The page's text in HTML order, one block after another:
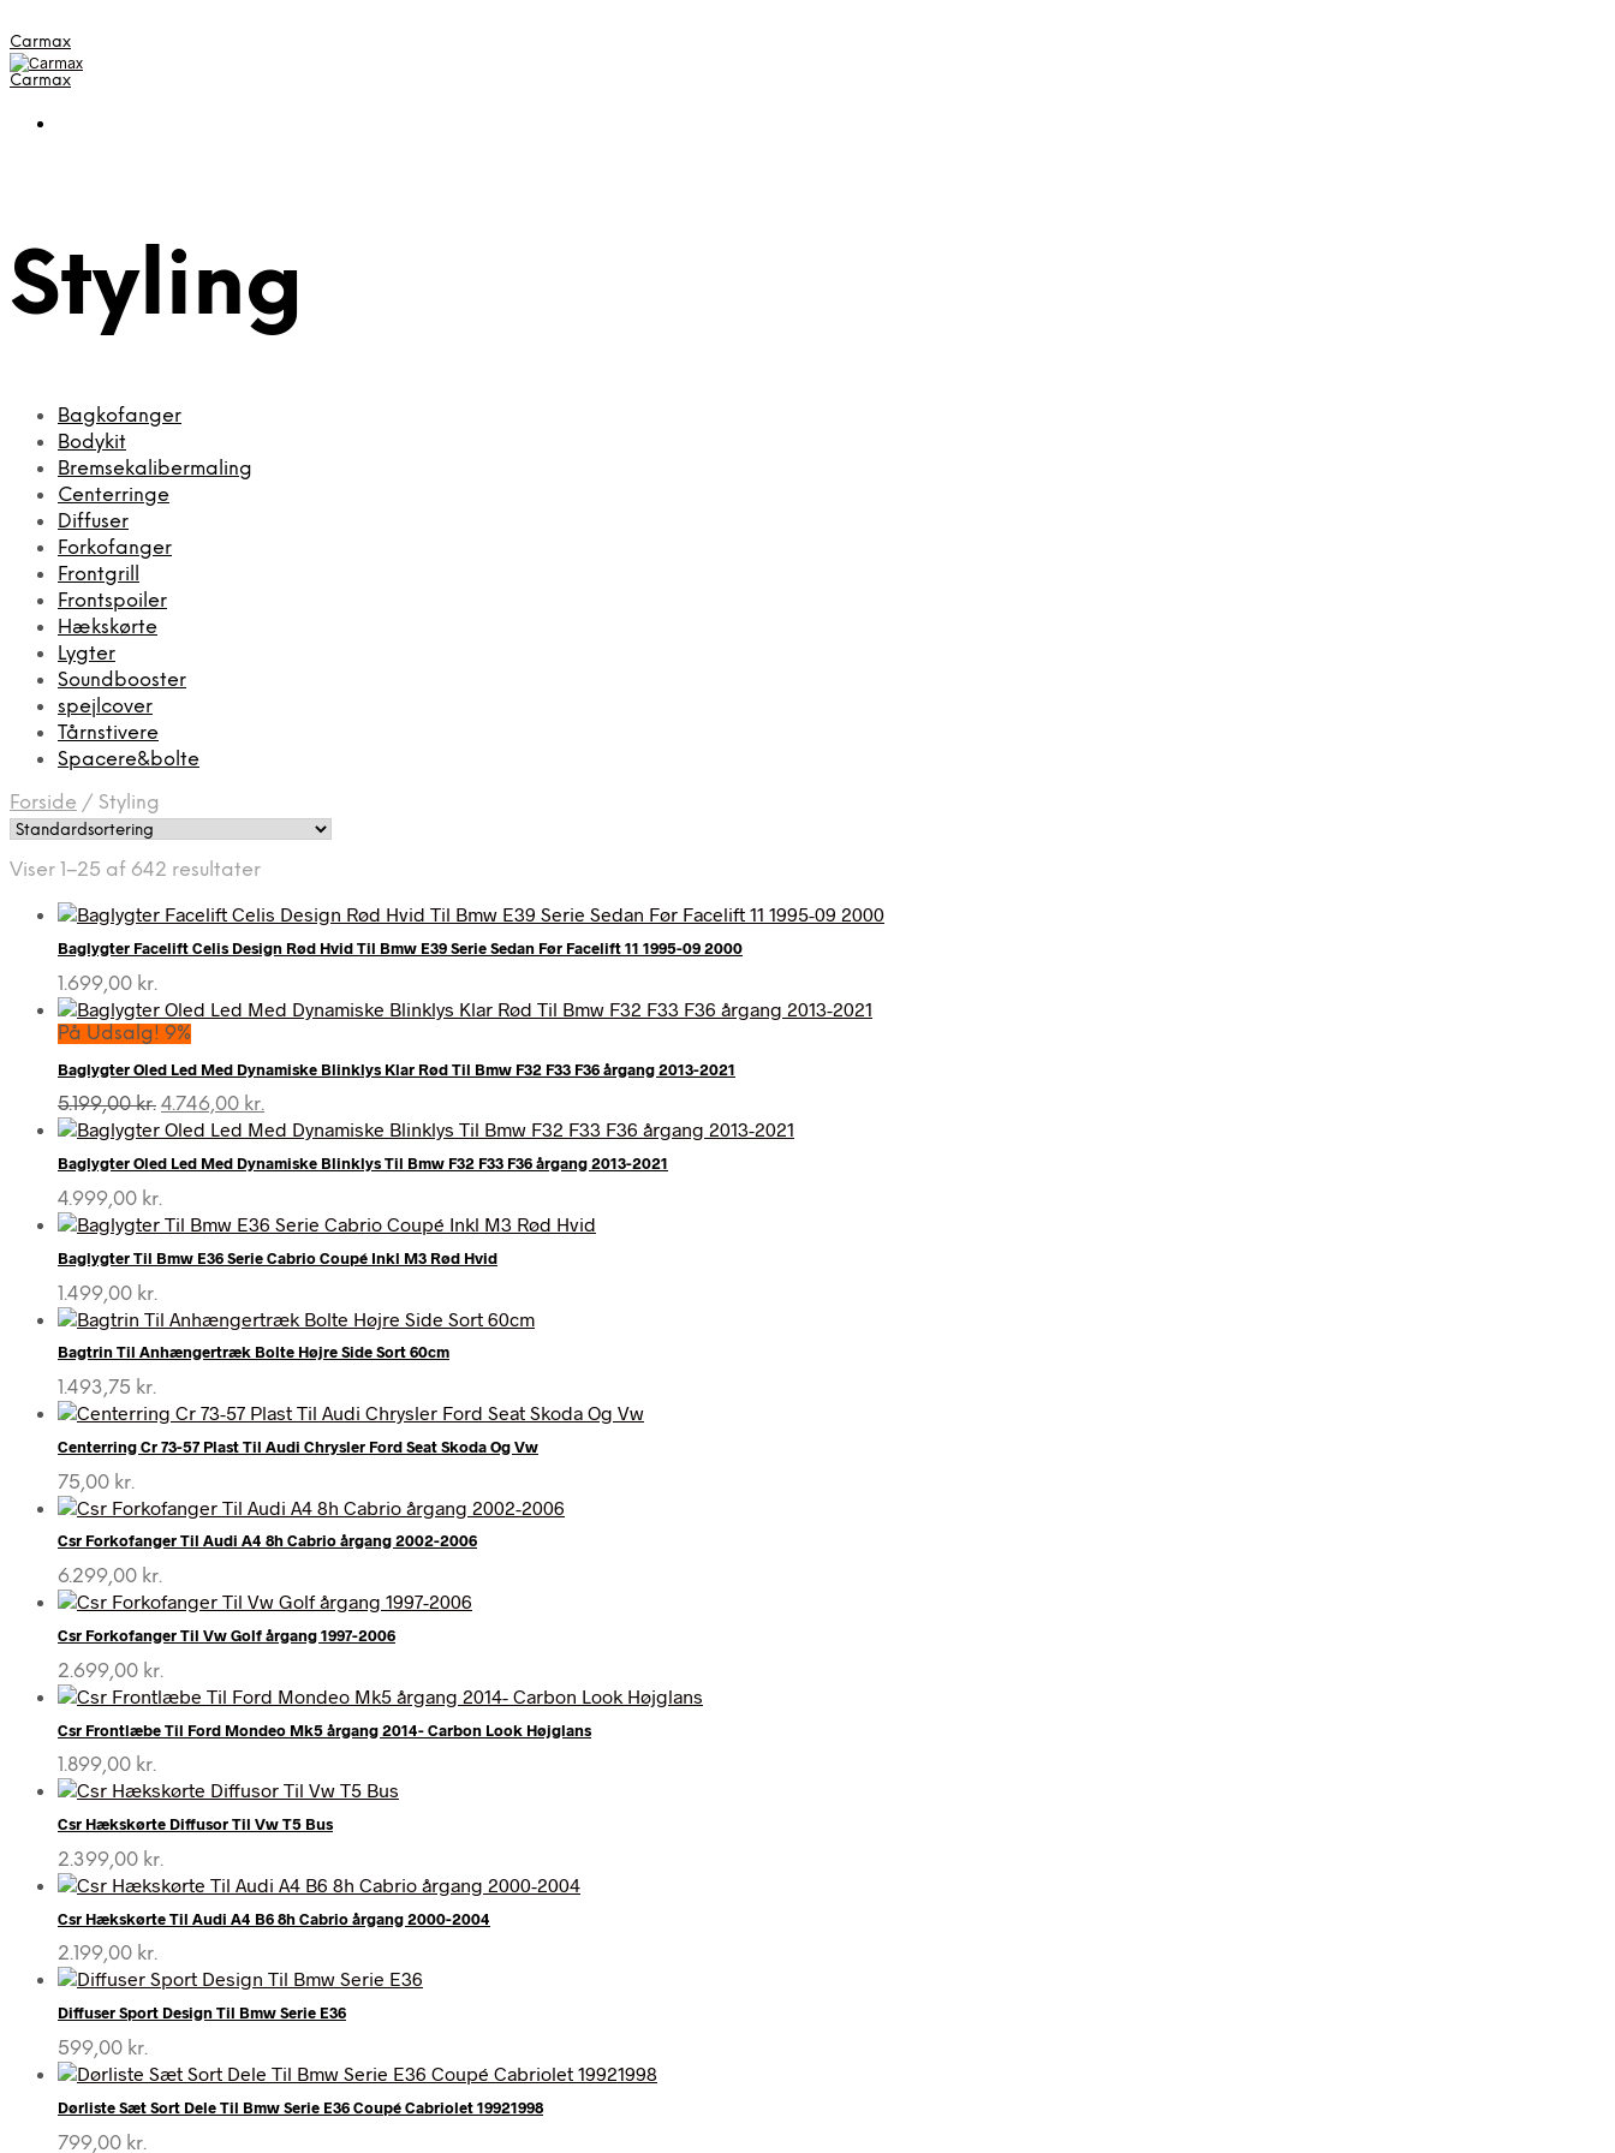
Carmax
Carmax
Styling
Bagkofanger
Bodykit
Bremsekalibermaling
Centerringe
Diffuser
Forkofanger
Frontgrill
Frontspoiler
Hækskørte
Lygter
Soundbooster
spejlcover
Tårnstivere
Spacere&bolte
Forside / Styling
Viser 1–25 af 642 resultater
Baglygter Facelift Celis Design Rød Hvid Til Bmw E39 Serie Sedan Før Facelift 11 1995-09 2000
1.699,00 kr.
På Udsalg! 9%
Baglygter Oled Led Med Dynamiske Blinklys Klar Rød Til Bmw F32 F33 F36 årgang 2013-2021
5.199,00kr. Den
oprindelige
var:
5.199,00 kr..
4.746,00 kr.
aktuelle
er:
Baglygter Oled Led Med Dynamiske Blinklys Til Bmw F32 F33 F36 årgang 2013-2021
4.999,00 kr.
Baglygter Til Bmw E36 Serie Cabrio Coupé Inkl M3 Rød Hvid
1.499,00 kr.
Bagtrin Til Anhængertræk Bolte Højre Side Sort 60cm
1.493,75 kr.
Centerring Cr 73-57 Plast Til Audi Chrysler Ford Seat Skoda Og Vw
75,00 kr.
Csr Forkofanger Til Audi A4 8h Cabrio årgang 2002-2006
6.299,00 kr.
Csr Forkofanger Til Vw Golf årgang 1997-2006
2.699,00 kr.
Csr Frontlæbe Til Ford Mondeo Mk5 årgang 2014- Carbon Look Højglans
1.899,00 kr.
Csr Hækskørte Diffusor Til Vw T5 Bus
2.399,00 kr.
Csr Hækskørte Til Audi A4 B6 8h Cabrio årgang 2000-2004
2.199,00 kr.
Diffuser Sport Design Til Bmw Serie E36
599,00 kr.
Dørliste Sæt Sort Dele Til Bmw Serie E36 Coupé Cabriolet 19921998
799,00 kr.